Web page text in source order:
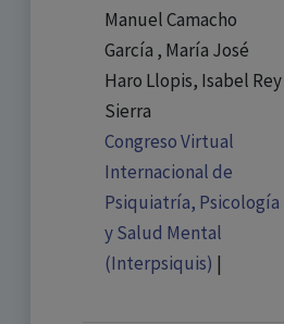
Manuel Camacho
García , María José
Haro Llopis, Isabel Rey
Sierra
Congreso Virtual
Internacional de
Psiquiatría, Psicología
y Salud Mental
(Interpsiquis) |